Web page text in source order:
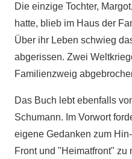
Die einzige Tochter,
hatte, blieb im Haus der
Über ihr Leben schwieg
abgerissen. Zwei
Familienzweig
Das Buch lebt ebenfalls
Schumann. Im Vorwort
eigene Gedanken zum
Front und "Heimatfront"